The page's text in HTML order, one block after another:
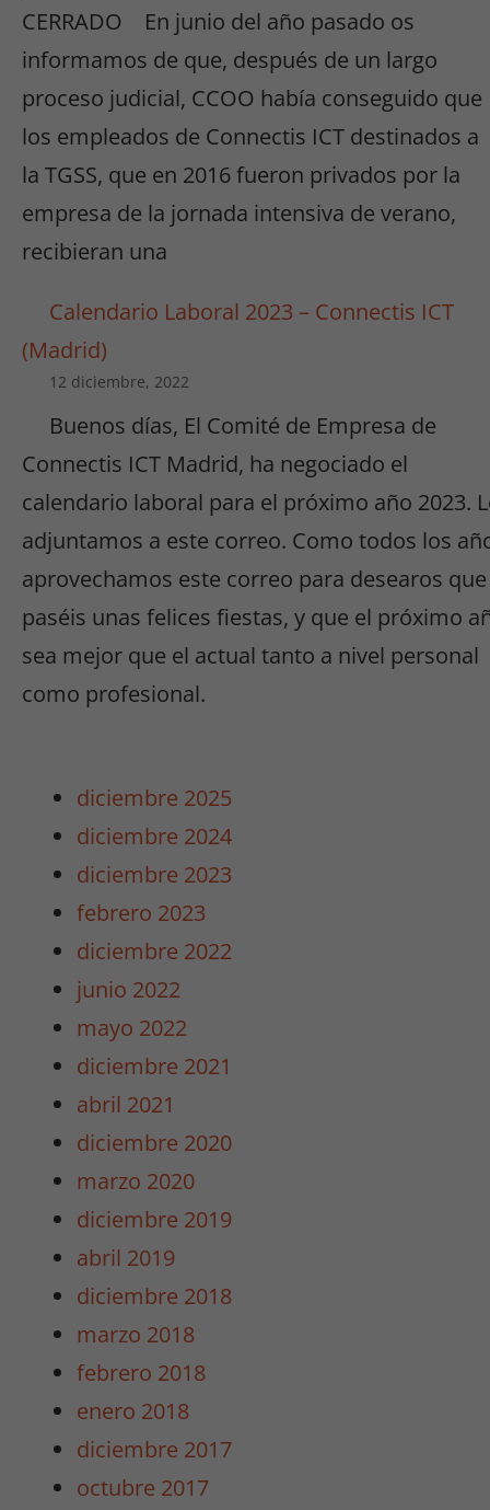
CERRADO En junio del año pasado os
informamos de que, después de un largo
proceso judicial, CCOO había conseguido que
los empleados de Connectis ICT destinados a
la TGSS, que en 2016 fueron privados por la
empresa de la jornada intensiva de verano,
recibieran una
Calendario Laboral 2023 – Connectis ICT
(Madrid)
12 diciembre, 2022
Buenos días, El Comité de Empresa de
Connectis ICT Madrid, ha negociado el
calendario laboral para el próximo año 2023.
adjuntamos a este correo. Como todos los
aprovechamos este correo para desearos que
paséis unas felices fiestas, y que el próximo
sea mejor que el actual tanto a nivel personal
como profesional.
diciembre 2025
diciembre 2024
diciembre 2023
febrero 2023
diciembre 2022
junio 2022
mayo 2022
diciembre 2021
abril 2021
diciembre 2020
marzo 2020
diciembre 2019
abril 2019
diciembre 2018
marzo 2018
febrero 2018
enero 2018
diciembre 2017
octubre 2017